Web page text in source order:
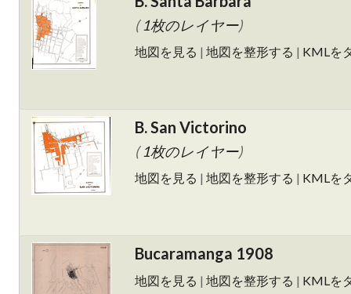
(1枚のレイヤー)
地図を見る | 地図を整形する | KMLを
B. San Victorino
(1枚のレイヤー)
地図を見る | 地図を整形する | KMLを
Bucaramanga 1908
地図を見る | 地図を整形する | KMLを